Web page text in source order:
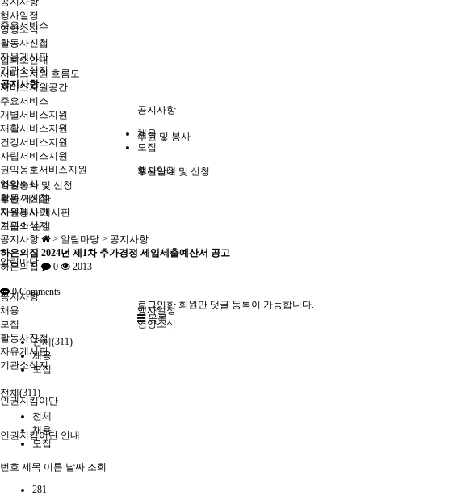
주요서비스
입퇴소안내
서비스지원 흐름도
서비스지원공간
주요서비스
개별서비스지원
재활서비스지원
건강서비스지원
자립서비스지원
권익옹호서비스지원
후원 및 봉사
후원안내 및 신청
자원봉사 및 신청
후원 게시판
자원봉사 게시판
도움의 손길
알림마당
공지사항
채용
모집
행사일정
영양소식
활동사진첩
자유게시판
기관소식지
인권지킴이단
인권지킴이단 안내
행사일정
영양소식
활동사진첩
자유게시판
기관소식지
공지사항
공지사항
채용
모집
행사일정
영양소식
활동사진첩
자유게시판
기관소식지
공지사항
> 알림마당 > 공지사항
하은의집 2024년 제1차 추가경정 세입세출예산서 공고
하은의집
0 2013
0Comments
로그인한 회원만 댓글 등록이 가능합니다.
목록
전체(311)
채용
모집
전체(311)
전체
채용
모집
번호 제목 이름 날짜 조회
281